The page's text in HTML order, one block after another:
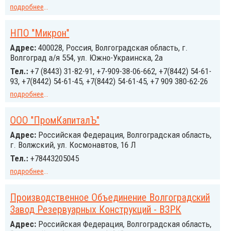
подробнее...
НПО "Микрон"
Адрес: 400028, Россия, Волгоградская область, г.
Волгоград а/я 554, ул. Южно-Украинска, 2а
Тел.: +7 (8443) 31-82-91, +7-909-38-06-662, +7(8442) 54-61-
93, +7(8442) 54-61-45, +7(8442) 54-61-45, +7 909 380-62-26
подробнее...
ООО "ПромКапиталЪ"
Адрес: Российcкая Федерация, Волгоградская область,
г. Волжский, ул. Космонавтов, 16 Л
Тел.: +78443205045
подробнее...
Производственное Объединение Волгоградский
Завод Резервуарных Конструкций - ВЗРК
Адрес: Российcкая Федерация, Волгоградская область,